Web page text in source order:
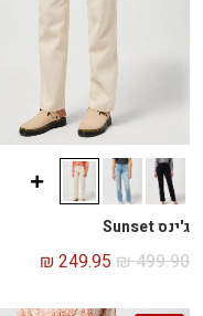
ג'ינס Sunset
₪499.90
₪ 249.95